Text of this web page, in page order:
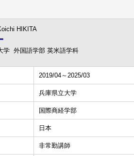
HIKITA
学 外国語学部 英米語学科
2019/04～2025/03
兵庫県立大学
国際商経学部
日本
非常勤講師